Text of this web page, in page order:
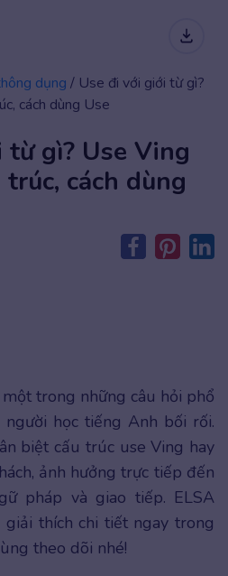
dụng / Use đi với giới từ gì?
cách dùng Use
từ gì? Use Ving
cách dùng
một trong những câu hỏi phổ
học tiếng Anh bối rối.
biệt cấu trúc use Ving hay
ảnh hưởng trực tiếp đến
pháp và giao tiếp. ELSA
thích chi tiết ngay trong
theo dõi nhé!